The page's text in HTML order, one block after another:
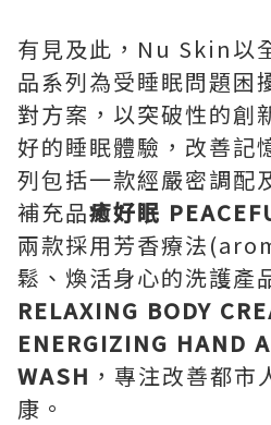
有見及此，Nu Skin以
品系列為受睡眠問題困
對方案，以突破性的創
好的睡眠體驗，改善記
列包括一款經嚴密調配
補充品癒好眠
兩款採用芳香療法
鬆、煥活身心的洗護產
RELAXING BODY
ENERGIZING HAND
WASH ，專注改善都市
康。